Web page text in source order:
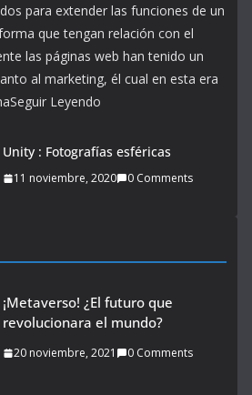
para extender las funciones de un
que tengan relación con el
las páginas web han tenido un
al marketing, él cual en esta era
Leyendo
Unity : Fotografías esféricas
11 noviembre, 2020 0 Comments
¡Metaverso! ¿El futuro que
revolucionara el mundo?
20 noviembre, 2021 0 Comments